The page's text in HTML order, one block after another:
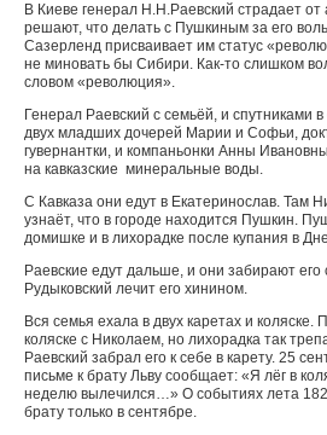
В Киеве генерал Н.Н.Раевский страдает от
решают, что делать с Пушкиным за его
Сазерленд присваивает им статус
не миновать бы Сибири. Как-то слишком
словом «революция».
Генерал Раевский с семьёй, и спутниками
двух младших дочерей Марии и Софьи,
гувернантки, и компаньонки Анны
на кавказские минеральные воды.
С Кавказа они едут в Екатеринослав. Там
узнаёт, что в городе находится Пушкин.
домишке и в лихорадке после купания в
Раевские едут дальше, и они забирают его
Рудыковский лечит его хинином.
Вся семья ехала в двух каретах и
коляске с Николаем, но лихорадка так
Раевский забрал его к себе в карету. 25
письме к брату Льву сообщает: «Я лёг в
неделю вылечился…» О событиях лета
брату только в сентябре.